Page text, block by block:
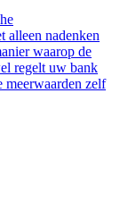
alleen nadenken
waarop de
regelt uw bank
meerwaarden zelf